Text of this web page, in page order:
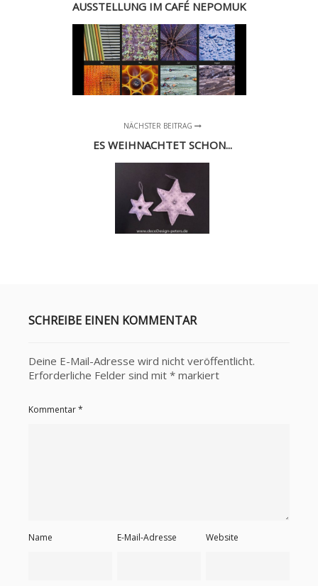
AUSSTELLUNG IM CAFÉ NEPOMUK
NÄCHSTER BEITRAG
ES WEIHNACHTET SCHON...
SCHREIBE EINEN KOMMENTAR
Deine E-Mail-Adresse wird nicht veröffentlicht.
Erforderliche Felder sind mit * markiert
Kommentar*
Name E-Mail-Adresse Website